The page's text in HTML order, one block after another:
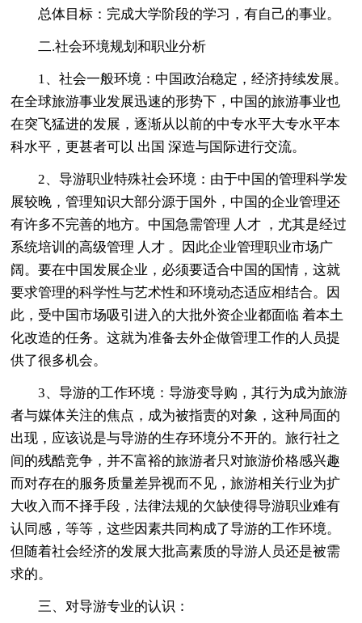
总体目标：完成大学阶段的学习，有自己的事业。
二.社会环境规划和职业分析
1、社会一般环境：中国政治稳定，经济持续发展。
在全球旅游事业发展迅速的形势下，中国的旅游事业也
在突飞猛进的发展，逐渐从以前的中专水平大专水平本
科水平，更甚者可以 出国 深造与国际进行交流。
2、导游职业特殊社会环境：由于中国的管理科学发
展较晚，管理知识大部分源于国外，中国的企业管理还
有许多不完善的地方。中国急需管理 人才 ，尤其是经过
系统培训的高级管理 人才 。因此企业管理职业市场广
阔。要在中国发展企业，必须要适合中国的国情，这就
要求管理的科学性与艺术性和环境动态适应相结合。因
此，受中国市场吸引进入的大批外资企业都面临 着本土
化改造的任务。这就为准备去外企做管理工作的人员提
供了很多机会。
3、导游的工作环境：导游变导购，其行为成为旅游
者与媒体关注的焦点，成为被指责的对象，这种局面的
出现，应该说是与导游的生存环境分不开的。旅行社之
间的残酷竞争，并不富裕的旅游者只对旅游价格感兴趣
而对存在的服务质量差异视而不见，旅游相关行业为扩
大收入而不择手段，法律法规的欠缺使得导游职业难有
认同感，等等，这些因素共同构成了导游的工作环境。
但随着社会经济的发展大批高素质的导游人员还是被需
求的。
三、对导游专业的认识：